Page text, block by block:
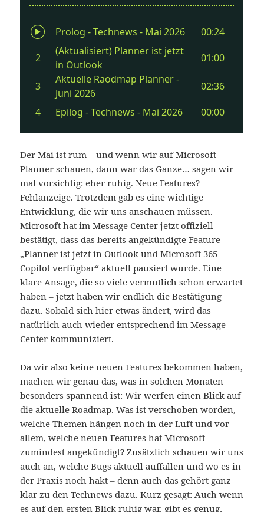
Der Mai ist rum – und wenn wir auf Microsoft
Planner schauen, dann war das Ganze… sagen wir
mal vorsichtig: eher ruhig. Neue Features?
Fehlanzeige. Trotzdem gab es eine wichtige
Entwicklung, die wir uns anschauen müssen.
Microsoft hat im Message Center jetzt offiziell
bestätigt, dass das bereits angekündigte Feature
„Planner ist jetzt in Outlook und Microsoft 365
Copilot verfügbar“ aktuell pausiert wurde. Eine
klare Ansage, die so viele vermutlich schon erwartet
haben – jetzt haben wir endlich die Bestätigung
dazu. Sobald sich hier etwas ändert, wird das
natürlich auch wieder entsprechend im Message
Center kommuniziert.
Da wir also keine neuen Features bekommen haben,
machen wir genau das, was in solchen Monaten
besonders spannend ist: Wir werfen einen Blick auf
die aktuelle Roadmap. Was ist verschoben worden,
welche Themen hängen noch in der Luft und vor
allem, welche neuen Features hat Microsoft
zumindest angekündigt? Zusätzlich schauen wir uns
auch an, welche Bugs aktuell auffallen und wo es in
der Praxis noch hakt – denn auch das gehört ganz
klar zu den Technews dazu. Kurz gesagt: Auch wenn
es auf den ersten Blick ruhig war, gibt es genug,